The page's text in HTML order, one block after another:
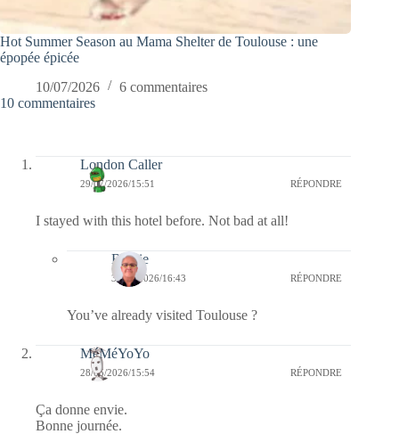
Hot Summer Season au Mama Shelter de Toulouse : une
épopée épicée
10/07/2026
6 commentaires
10 commentaires
London Caller
29/07/2026/15:51 RÉPONDRE
I stayed with this hotel before. Not bad at all!
Bernie
30/07/2026/16:43 RÉPONDRE
You’ve already visited Toulouse ?
MéMéYoYo
28/05/2026/15:54 RÉPONDRE
Ça donne envie.
Bonne journée.